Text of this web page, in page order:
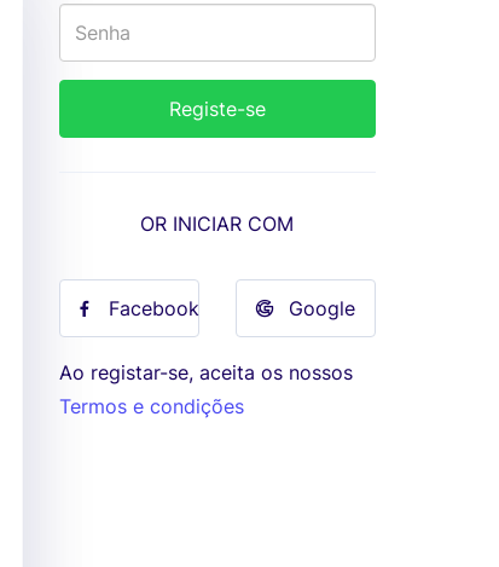
OR INICIAR COM
Facebook Google
Ao registar-se, aceita os nossos
Termos e condições